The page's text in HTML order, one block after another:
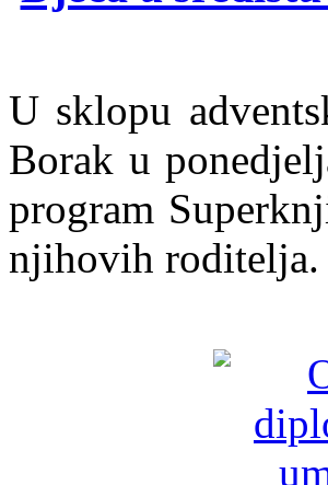
U sklopu
Borak u
program
njihovih roditelja.